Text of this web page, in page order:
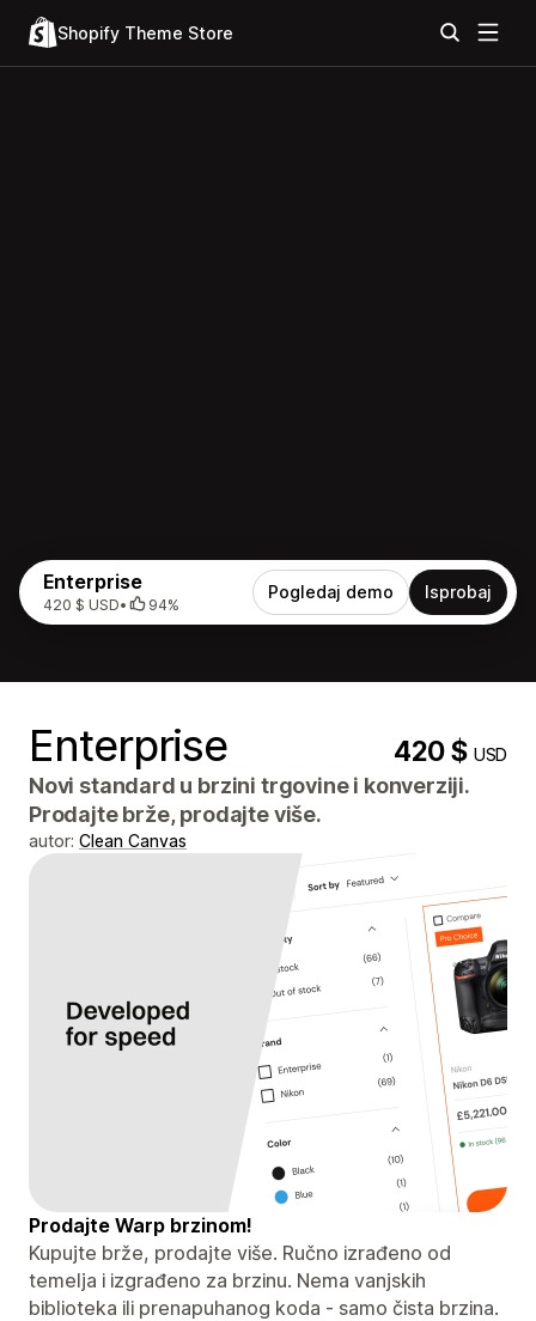
Shopify Theme Store
Enterprise
420 $ USD• 94%
Pogledaj demo Isprobaj
Enterprise 420 $USD
Novi standard u brzini trgovine i konverziji.
Prodajte brže, prodajte više.
autor: Clean Canvas
Prodajte Warp brzinom!
Kupujte brže, prodajte više. Ručno izrađeno od
temelja i izgrađeno za brzinu. Nema vanjskih
biblioteka ili prenapuhanog koda - samo čista brzina.